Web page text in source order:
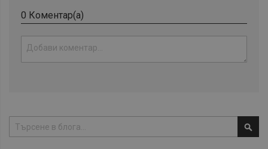
0 Коментар(а)